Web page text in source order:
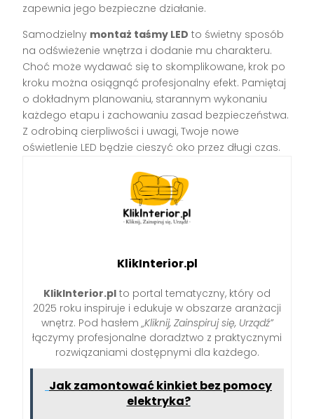
zapewnia jego bezpieczne działanie.
Samodzielny montaż taśmy LED to świetny sposób
na odświeżenie wnętrza i dodanie mu charakteru.
Choć może wydawać się to skomplikowane, krok po
kroku można osiągnąć profesjonalny efekt. Pamiętaj
o dokładnym planowaniu, starannym wykonaniu
każdego etapu i zachowaniu zasad bezpieczeństwa.
Z odrobiną cierpliwości i uwagi, Twoje nowe
oświetlenie LED będzie cieszyć oko przez długi czas.
KlikInterior.pl
KlikInterior.pl to portal tematyczny, który od
2025 roku inspiruje i edukuje w obszarze aranżacji
wnętrz. Pod hasłem „Kliknij, Zainspiruj się, Urządź”
łączymy profesjonalne doradztwo z praktycznymi
rozwiązaniami dostępnymi dla każdego.
Jak zamontować kinkiet bez pomocy
elektryka?